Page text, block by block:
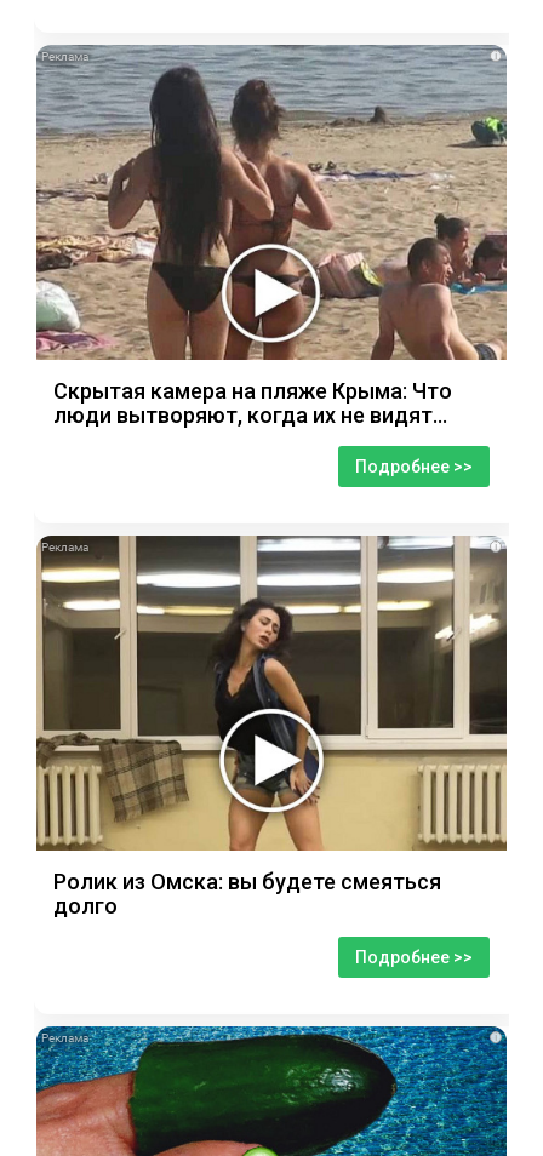
i
Скрытая камера на пляже Крыма: Что
люди вытворяют, когда их не видят...
Подробнее >>
i
Ролик из Омска: вы будете смеяться
долго
Подробнее >>
i